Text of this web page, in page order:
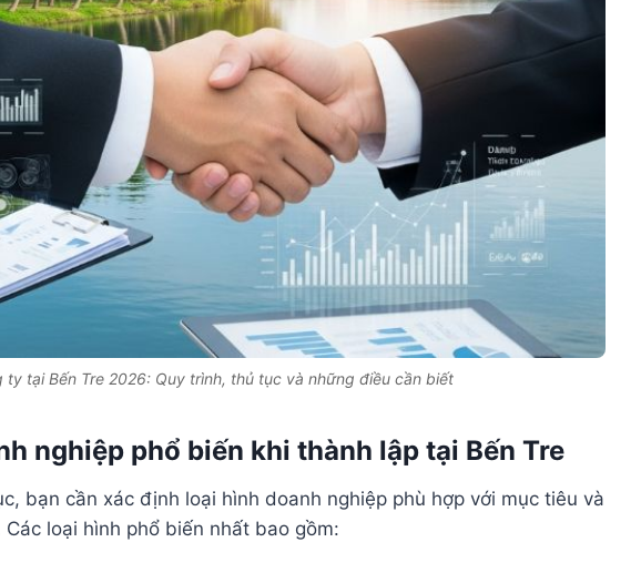
ty tại Bến Tre 2026: Quy trình, thủ tục và những điều cần biết
nghiệp phổ biến khi thành lập tại Bến Tre
bạn cần xác định loại hình doanh nghiệp phù hợp với mục tiêu và
loại hình phổ biến nhất bao gồm: